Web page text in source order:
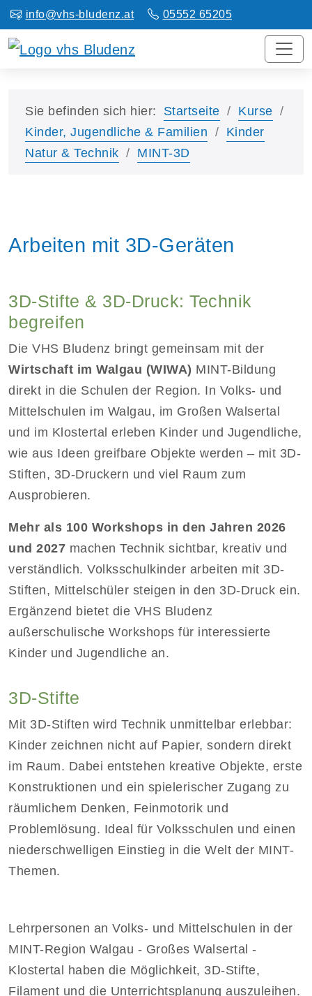
info@vhs-bludenz.at 05552 65205
Sie befinden sich hier: Startseite
Kurse
Kinder, Jugendliche & Familien
Kinder
Natur & Technik
MINT-3D
Arbeiten mit 3D-Geräten
3D-Stifte & 3D-Druck: Technik
begreifen
Die VHS Bludenz bringt gemeinsam mit der
Wirtschaft im Walgau (WIWA) MINT-Bildung
direkt in die Schulen der Region. In Volks- und
Mittelschulen im Walgau, im Großen Walsertal
und im Klostertal erleben Kinder und Jugendliche,
wie aus Ideen greifbare Objekte werden – mit 3D-
Stiften, 3D-Druckern und viel Raum zum
Ausprobieren.
Mehr als 100 Workshops in den Jahren 2026
und 2027 machen Technik sichtbar, kreativ und
verständlich. Volksschulkinder arbeiten mit 3D-
Stiften, Mittelschüler steigen in den 3D-Druck ein.
Ergänzend bietet die VHS Bludenz
außerschulische Workshops für interessierte
Kinder und Jugendliche an.
3D-Stifte
Mit 3D-Stiften wird Technik unmittelbar erlebbar:
Kinder zeichnen nicht auf Papier, sondern direkt
im Raum. Dabei entstehen kreative Objekte, erste
Konstruktionen und ein spielerischer Zugang zu
räumlichem Denken, Feinmotorik und
Problemlösung. Ideal für Volksschulen und einen
niederschwelligen Einstieg in die Welt der MINT-
Themen.
Lehrpersonen an Volks- und Mittelschulen in der
MINT-Region Walgau - Großes Walsertal -
Klostertal haben die Möglichkeit, 3D-Stifte,
Filament und die Unterrichtsplanung auszuleihen.